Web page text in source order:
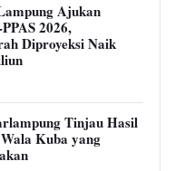
Ajukan
2026,
Diproyeksi Naik
Tinjau Hasil
Kuba yang